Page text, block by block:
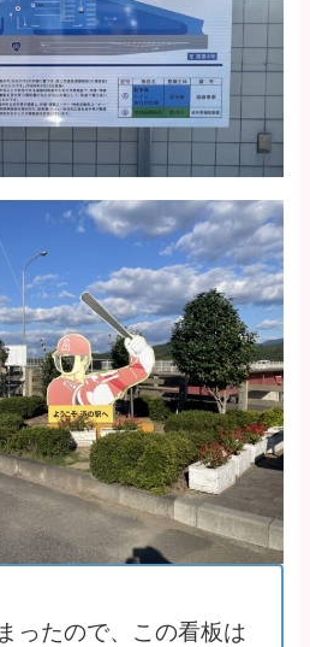
ったので、この看板は